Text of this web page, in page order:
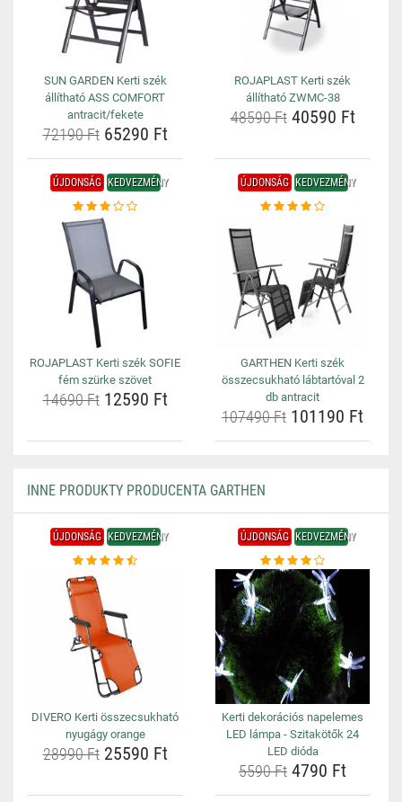
SUN GARDEN Kerti szék
állítható ASS COMFORT
antracit/fekete
72190 Ft65290 Ft
ROJAPLAST Kerti szék
állítható ZWMC-38
48590 Ft40590 Ft
ÚJDONSÁG KEDVEZMÉNY
ROJAPLAST Kerti szék SOFIE
fém szürke szövet
14690 Ft12590 Ft
ÚJDONSÁG KEDVEZMÉNY
GARTHEN Kerti szék
összecsukható lábtartóval 2
db antracit
107490 Ft 101190 Ft
INNE PRODUKTY PRODUCENTA GARTHEN
ÚJDONSÁG KEDVEZMÉNY
DIVERO Kerti összecsukható
nyugágy orange
28990 Ft25590 Ft
ÚJDONSÁG KEDVEZMÉNY
Kerti dekorációs napelemes
LED lámpa - Szitakötők 24
LED dióda
5590 Ft 4790 Ft